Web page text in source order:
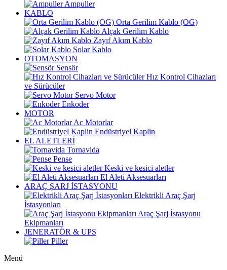
Ampuller
KABLO
Orta Gerilim Kablo (OG)
Alçak Gerilim Kablo
Zayıf Akım Kablo
Solar Kablo
OTOMASYON
Sensör
Hız Kontrol Cihazları
ve Sürücüler
Servo Motor
Enkoder
MOTOR
Ac Motorlar
Endüstriyel Kaplin
EL ALETLERİ
Tornavida
Pense
Keski ve kesici aletler
El Aleti Aksesuarları
ARAÇ ŞARJ İSTASYONU
Elektrikli Araç Şarj
İstasyonları
Araç Şarj İstasyonu
Ekipmanları
JENERATÖR & UPS
Piller
Menü